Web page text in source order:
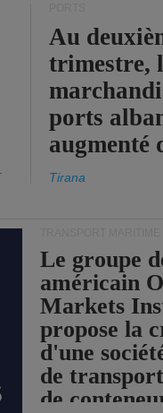
Au
trimestre,
ports
augmenté
Tirana
Le groupe
américain
Markets
propose la
d'une
de
de